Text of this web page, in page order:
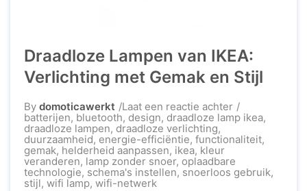
Draadloze Lampen van IKEA:
Verlichting met Gemak en Stijl
By domoticawerkt Laat een reactie achterop
Draadloze
Lampen
van
Verlichting
met
Gemak
batterijen, bluetooth, design, draadloze lamp ikea,
draadloze lampen, draadloze verlichting,
duurzaamheid, energie-efficiëntie, functionaliteit,
gemak, helderheid aanpassen, ikea, kleur
veranderen, lamp zonder snoer, oplaadbare
technologie, schema's instellen, snoerloos gebruik,
stijl, wifi lamp, wifi-netwerk